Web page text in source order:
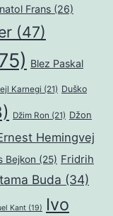
Frans (26)
(47)
Blez Paskal
Karnegi (21) Duško
Džim Ron (21) Džon
Hemingvej
Bejkon (25) Fridrih
Buda (34)
Kant (19)
Ivo